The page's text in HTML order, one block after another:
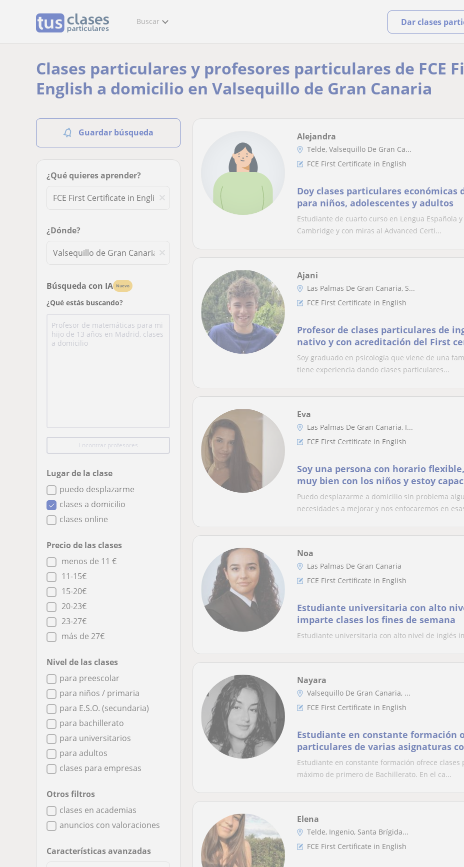
Buscar Dar clases
Clases particulares y profesores particulares de FCE
English a domicilio en Valsequillo de Gran Canaria
Guardar búsqueda
¿Qué quieres aprender?
¿Dónde?
Búsqueda con IA Nuevo
¿Qué estás buscando?
Encontrar profesores
Lugar de la clase
puedo desplazarme
clases a domicilio
clases online
Precio de las clases
menos de 11 €
11-15€
15-20€
20-23€
23-27€
más de 27€
Nivel de las clases
para preescolar
para niños / primaria
para E.S.O. (secundaria)
para bachillerato
para universitarios
para adultos
clases para empresas
Otros filtros
clases en academias
anuncios con valoraciones
Características avanzadas
Alejandra
Telde, Valsequillo De Gran Ca...
FCE First Certificate in English
Doy clases particulares económicas
para niños, adolescentes y adultos
Estudiante de cuarto curso en Lengua Española
Cambridge y con miras al Advanced Certi...
Ajani
Las Palmas De Gran Canaria, S...
FCE First Certificate in English
Profesor de clases particulares de
nativo y con acreditación del First
Soy graduado en psicología que viene de una
tiene experiencia dando clases particulares...
Eva
Las Palmas De Gran Canaria, I...
FCE First Certificate in English
Soy una persona con horario
muy bien con los niños y estoy
clases de inglés a alumnos desde
secundaria
Puedo desplazarme a domicilio sin problema
necesidades a mejorar y nos enfocaremos en
Noa
Las Palmas De Gran Canaria
FCE First Certificate in English
Estudiante universitaria con alto
imparte clases los fines de semana
Estudiante universitaria con alto nivel de inglés
Nayara
Valsequillo De Gran Canaria, ...
FCE First Certificate in English
Estudiante en constante formación
particulares de varias asignaturas
máximo de primero de Bachillerato.
inglés, con un nivel máximo de B2
Estudiante en constante formación ofrece
máximo de primero de Bachillerato. En el ca...
Elena
Telde, Ingenio, Santa Brígida...
FCE First Certificate in English